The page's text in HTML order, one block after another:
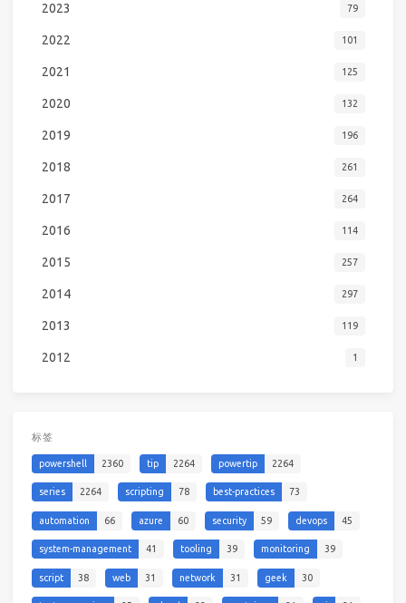
2023 79
2022 101
2021 125
2020 132
2019 196
2018 261
2017 264
2016 114
2015 257
2014 297
2013 119
2012 1
标签
powershell 2360 tip 2264 powertip 2264
series 2264 scripting 78 best-practices 73
automation 66 azure 60 security 59 devops 45
system-management 41 tooling 39 monitoring 39
script 38 web 31 network 31 geek 30